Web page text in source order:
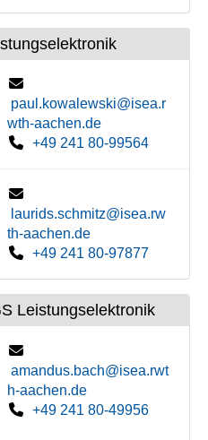
paul.kowalewski@isea.r
wth-aachen.de
+49 241 80-99564
laurids.schmitz@isea.rw
th-aachen.de
+49 241 80-97877
Leistungselektronik
amandus.bach@isea.rwt
h-aachen.de
+49 241 80-49956